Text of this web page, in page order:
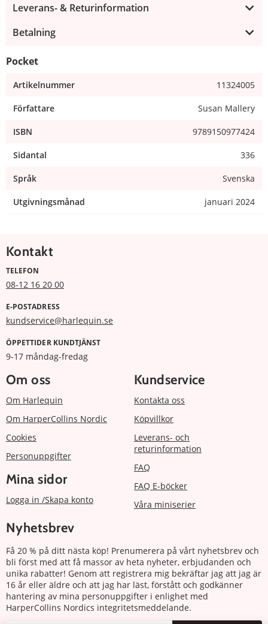
Leverans- & Returinformation
Betalning
Pocket
Artikelnummer 11324005
Författare Susan Mallery
ISBN 9789150977424
Sidantal 336
Språk Svenska
Utgivningsmånad januari 2024
Kontakt
TELEFON
08-12 16 20 00
E-POSTADRESS
kundservice@harlequin.se
ÖPPETTIDER KUNDTJÄNST
9-17 måndag-fredag
Om oss
Om Harlequin
Om HarperCollins Nordic
Cookies
Personuppgifter
Mina sidor
Logga in /Skapa konto
Kundservice
Kontakta oss
Köpvillkor
Leverans- och
returinformation
FAQ
FAQ E-böcker
Våra miniserier
Nyhetsbrev
Få 20 % på ditt nästa köp! Prenumerera på vårt nyhetsbrev och
bli först med att få massor av heta nyheter, erbjudanden och
unika rabatter! Genom att registrera mig bekräftar jag att jag är
16 år eller äldre och att jag har läst, förstått och godkänner
hantering av mina personuppgifter i enlighet med
HarperCollins Nordics integritetsmeddelande.